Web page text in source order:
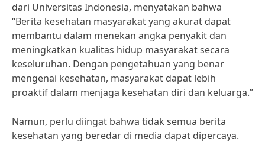
dari Universitas Indonesia, menyatakan bahwa
“Berita kesehatan masyarakat yang akurat dapat
membantu dalam menekan angka penyakit dan
meningkatkan kualitas hidup masyarakat secara
keseluruhan. Dengan pengetahuan yang benar
mengenai kesehatan, masyarakat dapat lebih
proaktif dalam menjaga kesehatan diri dan keluarga.”
Namun, perlu diingat bahwa tidak semua berita
kesehatan yang beredar di media dapat dipercaya.